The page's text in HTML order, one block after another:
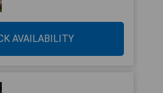
AVAILABILITY